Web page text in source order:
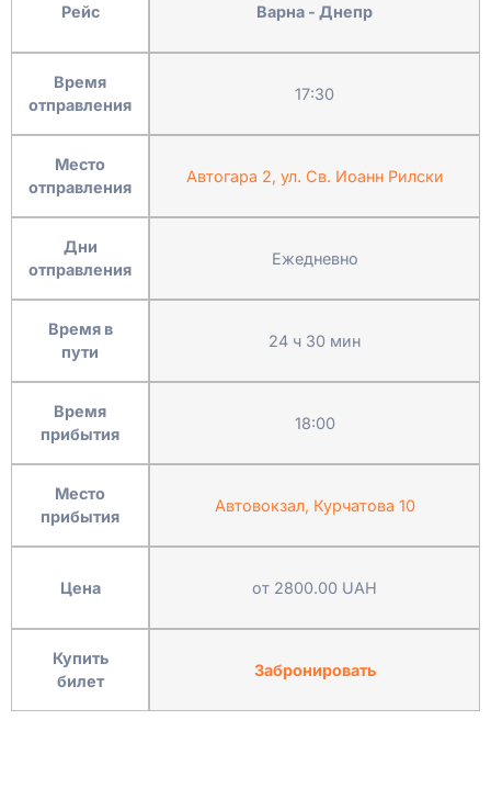
Рейс
Время
отправления
Место
отправления
Дни
отправления
Время в
пути
Время
прибытия
Место
прибытия
Цена
Купить
билет
Варна - Днепр
17:30
Автогара 2, ул. Св. Иоанн Рилски
Ежедневно
24 ч 30 мин
18:00
Автовокзал, Курчатова 10
от 2800.00 UAH
Забронировать